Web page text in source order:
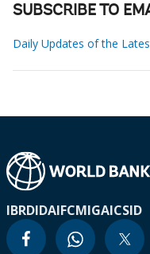
SUBSCRIBE TO
Daily Updates of the
IBRDIDAIFCMIGAICSID